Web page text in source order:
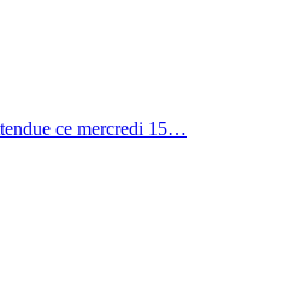
ce mercredi 15…